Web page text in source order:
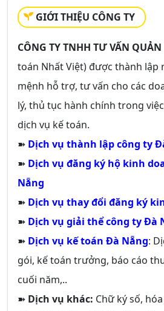
GIỚI THIỆU CÔNG TY
CÔNG TY TNHH TƯ VẤN QUẢN
toán Nhất Việt) được thành lập
mệnh hỗ trợ, tư vấn cho các
lý, thủ tục hành chính trong
dịch vụ kế toán.
➽ Dịch vụ thành lập công ty
➽ Dịch vụ đăng ký hộ kinh
Nẵng
➽ Dịch vụ thay đổi đăng ký
➽ Dịch vụ giải thể công ty Đà
➽ Dịch vụ kế toán Đà Nẵng:
gói, kế toán trưởng, báo cáo
cuối năm,..
➽ Dịch vụ khác: Chữ ký số,